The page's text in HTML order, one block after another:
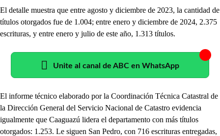
El detalle muestra que entre agosto y diciembre de 2023, la cantidad de
títulos otorgados fue de 1.004; entre enero y diciembre de 2024, 2.375
escrituras, y entre enero y julio de este año, 1.313 títulos.
Unite al canal de ABC en WhatsApp
El informe técnico elaborado por la Coordinación Técnica Catastral de
la Dirección General del Servicio Nacional de Catastro evidencia
igualmente que Caaguazú lidera el departamento con más títulos
otorgados: 1.253. Le siguen San Pedro, con 716 escrituras entregadas,